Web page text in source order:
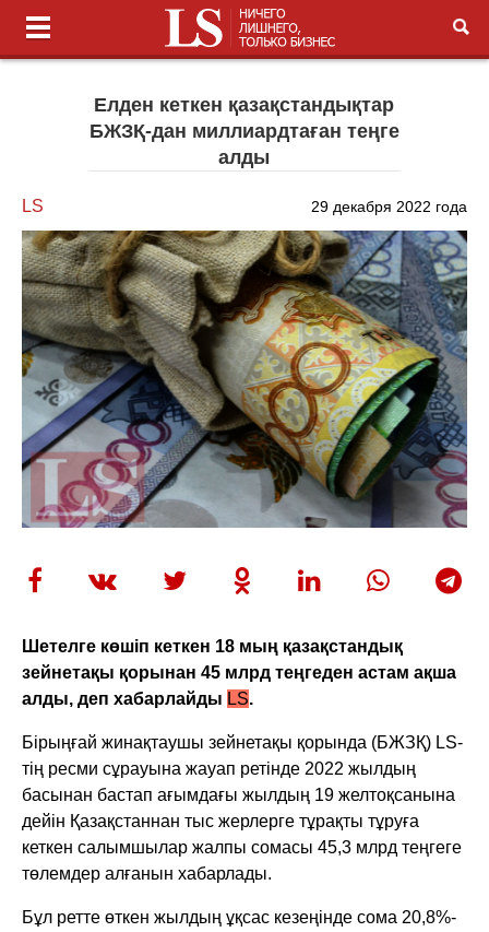
Елден кеткен қазақстандықтар
БЖЗҚ-дан миллиардтаған теңге
алды
LS 29 декабря 2022 года
Шетелге көшіп кеткен 18 мың қазақстандық
зейнетақы қорынан 45 млрд теңгеден астам ақша
алды, деп хабарлайды LS.
Бiрыңғай жинақтаушы зейнетақы қорында (БЖЗҚ) LS-
тің ресми сұрауына жауап ретінде 2022 жылдың
басынан бастап ағымдағы жылдың 19 желтоқсанына
дейін Қазақстаннан тыс жерлерге тұрақты тұруға
кеткен салымшылар жалпы сомасы 45,3 млрд теңгеге
төлемдер алғанын хабарлады.
Бұл ретте өткен жылдың ұқсас кезеңінде сома 20,8%-